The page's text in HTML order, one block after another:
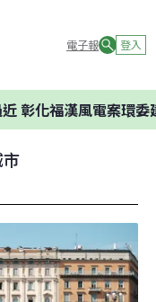
電子報 登入
風電案環委建議不應